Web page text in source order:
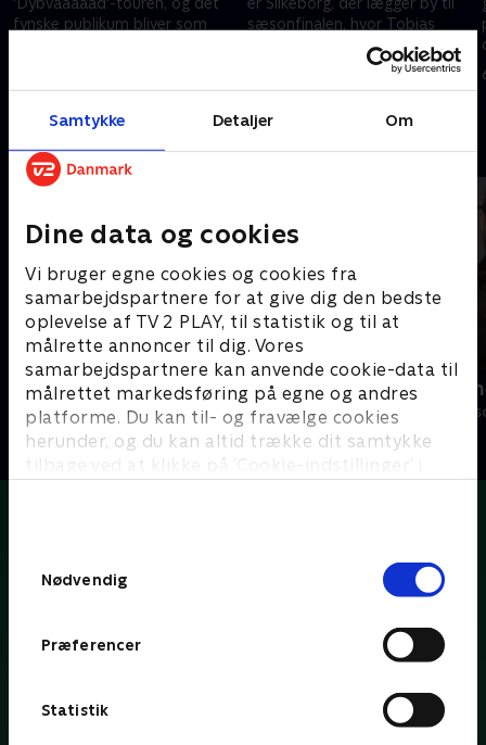
Samtykke Detaljer Om
Dine data og cookies
Vi bruger egne cookies og cookies fra
samarbejdspartnere for at give dig den bedste
oplevelse af TV 2 PLAY, til statistik og til at
målrette annoncer til dig. Vores
samarbejdspartnere kan anvende cookie-data til
målrettet markedsføring på egne og andres
platforme. Du kan til- og fravælge cookies
herunder, og du kan altid trække dit samtykke
tilbage ved at klikke på ’Cookie-indstillinger’ i
Nødvendig
Præferencer
Statistik
fynske publikum bliver som
sæsonfinalen, hvor Tobias
takker af for endnu en herlig og
tåbelig tv-sæson med masser
23. november 2020 • 28 min
Andre så også
Verdensmænd
Comedy • 5 sæsoner
Nørgaards
Comedy • 2